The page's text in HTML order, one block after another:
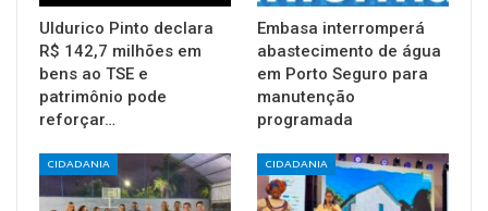
Uldurico Pinto declara
R$ 142,7 milhões em
bens ao TSE e
patrimônio pode
reforçar…
Embasa interromperá
abastecimento de água
em Porto Seguro para
manutenção
programada
CIDADANIA CIDADANIA